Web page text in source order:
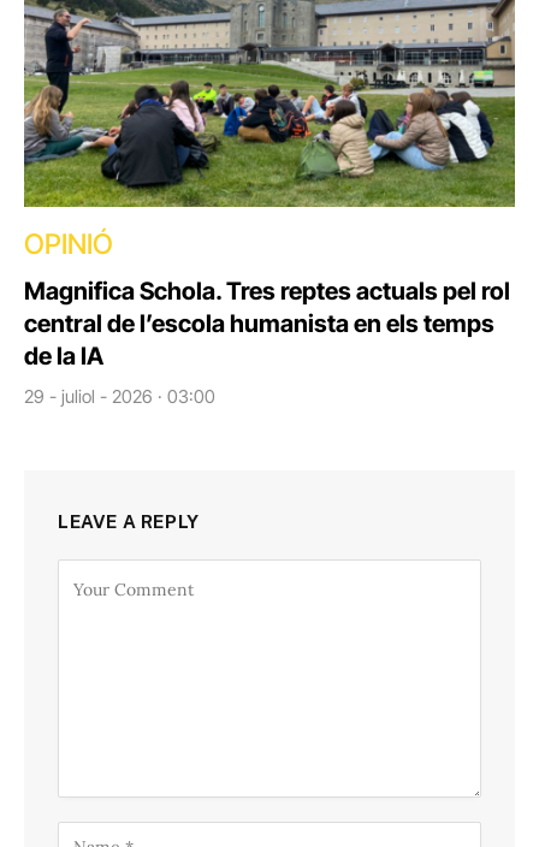
OPINIÓ
Magnifica Schola. Tres reptes actuals pel rol
central de l’escola humanista en els temps
de la IA
29 - juliol - 2026 · 03:00
LEAVE A REPLY